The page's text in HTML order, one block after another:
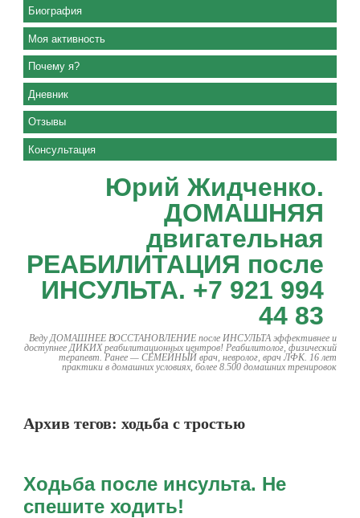
Биография
Моя активность
Почему я?
Дневник
Отзывы
Консультация
Юрий Жидченко.
ДОМАШНЯЯ
двигательная
РЕАБИЛИТАЦИЯ после
ИНСУЛЬТА. +7 921 994
44 83
Веду ДОМАШНЕЕ ВОССТАНОВЛЕНИЕ после ИНСУЛЬТА эффективнее и
доступнее ДИКИХ реабилитационных центров! Реабилитолог, физический
терапевт. Ранее — СЕМЕЙНЫЙ врач, невролог, врач ЛФК. 16 лет
практики в домашних условиях, более 8.500 домашних тренировок
Архив тегов: ходьба с тростью
Ходьба после инсульта. Не
спешите ходить!